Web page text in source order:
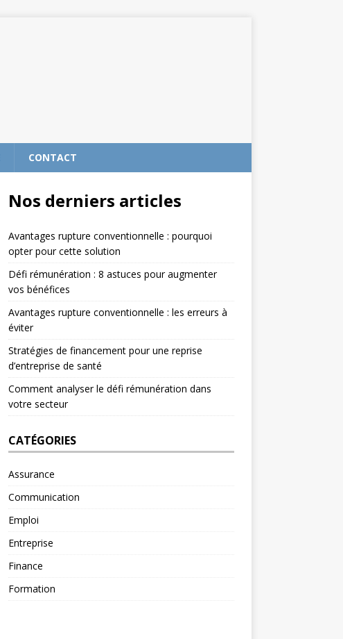
CONTACT
Nos derniers articles
Avantages rupture conventionnelle : pourquoi
opter pour cette solution
Défi rémunération : 8 astuces pour augmenter
vos bénéfices
Avantages rupture conventionnelle : les erreurs à
éviter
Stratégies de financement pour une reprise
d’entreprise de santé
Comment analyser le défi rémunération dans
votre secteur
CATÉGORIES
Assurance
Communication
Emploi
Entreprise
Finance
Formation